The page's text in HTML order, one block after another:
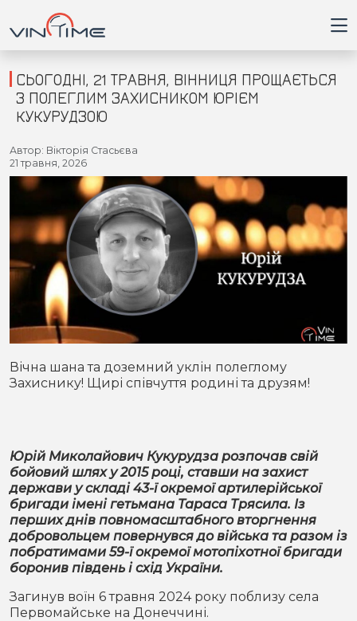
Головна
Війна
Кримінал
Здоров'я
Приватна думка
В кулуарах
Місто
Конфлікти
Партнери
Спорт
Спорт
Футбол
Контакти
Підписатись на нас у Telegram
СЬОГОДНІ, 21 ТРАВНЯ, ВІННИЦЯ ПРОЩАЄТЬСЯ
З ПОЛЕГЛИМ ЗАХИСНИКОМ ЮРІЄМ
КУКУРУДЗОЮ
Автор: Вікторія Стасьєва
21 травня, 2026
Вічна шана та доземний уклін полеглому
Захиснику! Щирі співчуття родині та друзям!
Юрій Миколайович Кукурудза розпочав свій
бойовий шлях у 2015 році, ставши на захист
держави у складі 43-ї окремої артилерійської
бригади імені гетьмана Тараса Трясила. Із
перших днів повномасштабного вторгнення
добровольцем повернувся до війська та разом із
побратимами 59-ї окремої мотопіхотної бригади
боронив південь і схід України.
Загинув воїн 6 травня 2024 року поблизу села
Первомайське на Донеччині.